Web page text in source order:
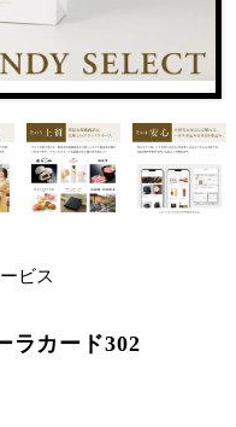
ビス
ラカード302